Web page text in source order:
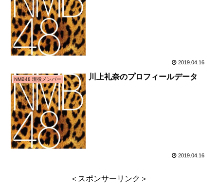
2019.04.16
NMB48 現役メンバー 川上礼奈のプロフィールデータ
2019.04.16
＜スポンサーリンク＞